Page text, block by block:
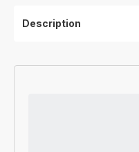
Description